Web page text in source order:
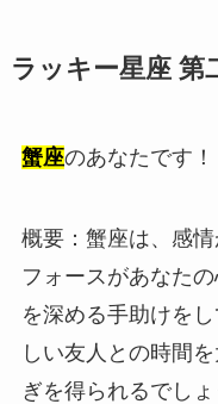
ラッキー星座 第
蟹座のあなたです！
概要：蟹座は、感情
フォースがあなた
を深める手助けを
しい友人との時間
ぎを得られるでしょ